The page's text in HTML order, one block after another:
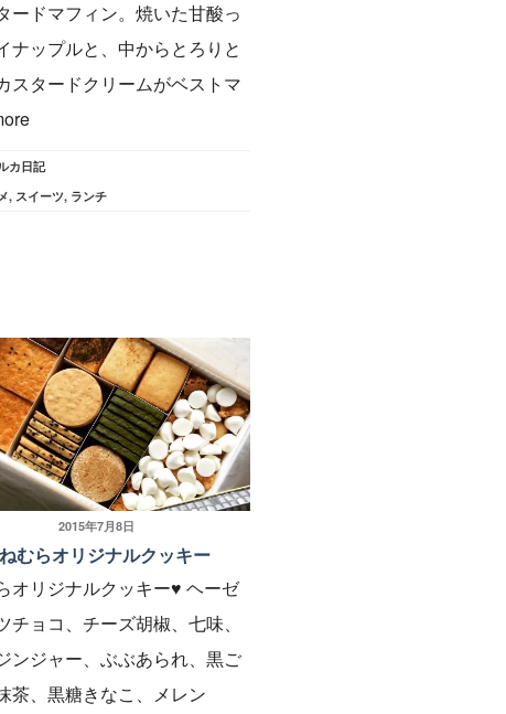
ードマフィン。焼いた甘酸っ
ナップルと、中からとろりと
スタードクリームがベストマ
カ日記
, スイーツ, ランチ
投
稿
日:
2015年7月8日
むらオリジナルクッキー
オリジナルクッキー♥︎ ヘーゼ
チョコ、チーズ胡椒、七味、
ンジャー、ぶぶあられ、黒ご
茶、黒糖きなこ、メレン